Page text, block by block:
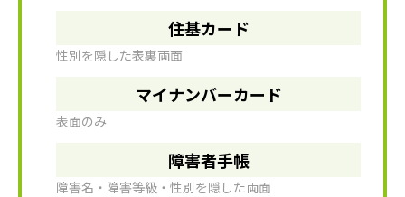
住基カード
性別を隠した表裏両面
マイナンバーカード
表面のみ
障害者手帳
障害名・障害等級・性別を隠した両面